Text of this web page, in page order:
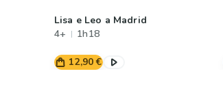
Lisa e Leo a Madrid
4+
1h18
12,90 €